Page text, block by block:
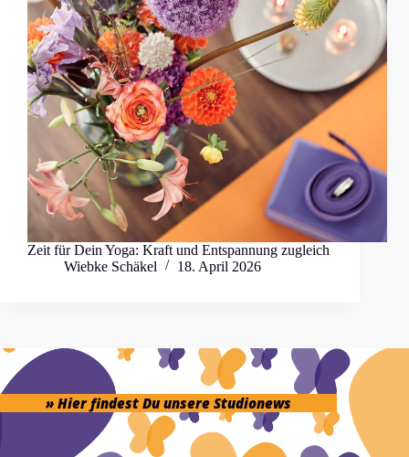
Zeit für Dein Yoga: Kraft und Entspannung zugleich
Wiebke Schäkel
18. April 2026
» Hier findest Du unsere Studionews